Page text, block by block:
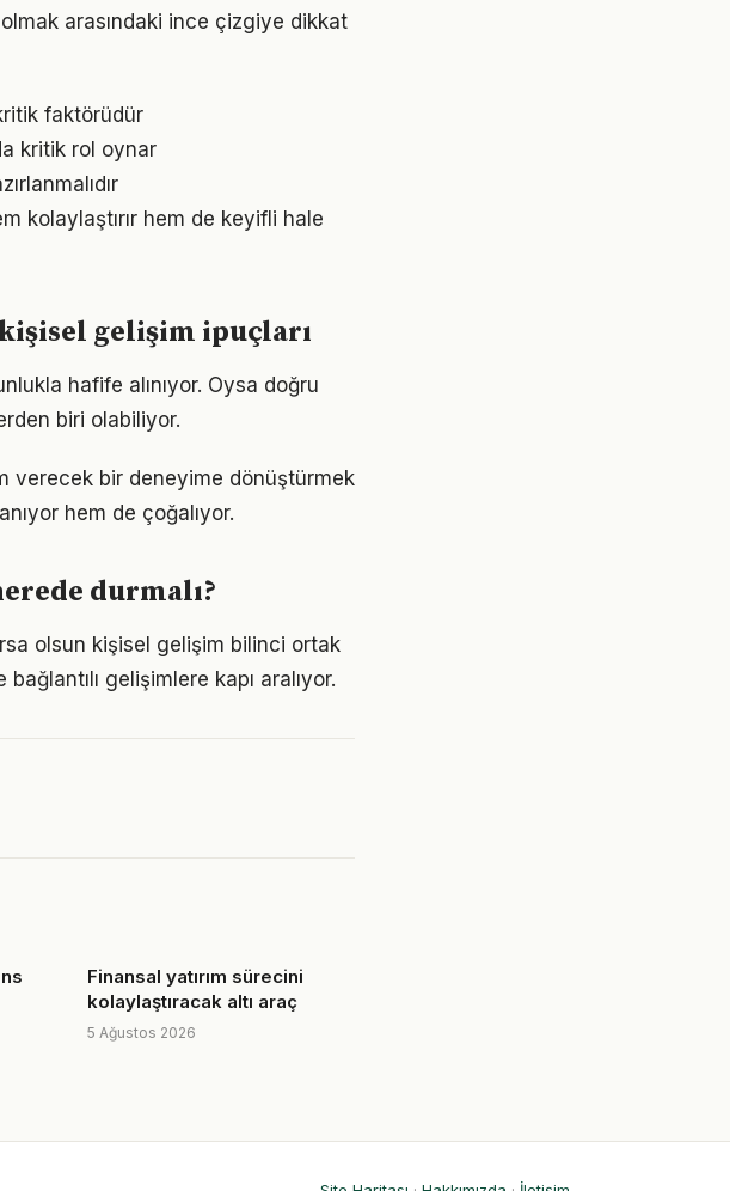
arasındaki ince çizgiye dikkat
faktörüdür
kritik rol oynar
kolaylaştırır hem de keyifli hale
gelişim ipuçları
hafife alınıyor. Oysa doğru
biri olabiliyor.
verecek bir deneyime dönüştürmek
hem de çoğalıyor.
durmalı?
olsun kişisel gelişim bilinci ortak
gelişimlere kapı aralıyor.
Finansal yatırım sürecini
kolaylaştıracak altı araç
5 Ağustos 2026